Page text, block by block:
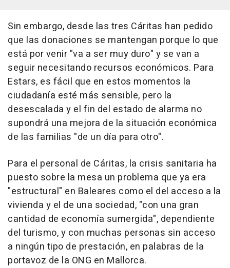
Sin embargo, desde las tres Cáritas han pedido
que las donaciones se mantengan porque lo que
está por venir "va a ser muy duro" y se van a
seguir necesitando recursos económicos. Para
Estars, es fácil que en estos momentos la
ciudadanía esté más sensible, pero la
desescalada y el fin del estado de alarma no
supondrá una mejora de la situación económica
de las familias "de un día para otro".
Para el personal de Cáritas, la crisis sanitaria ha
puesto sobre la mesa un problema que ya era
"estructural" en Baleares como el del acceso a la
vivienda y el de una sociedad, "con una gran
cantidad de economía sumergida", dependiente
del turismo, y con muchas personas sin acceso
a ningún tipo de prestación, en palabras de la
portavoz de la ONG en Mallorca.